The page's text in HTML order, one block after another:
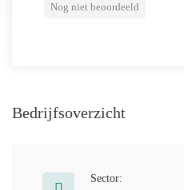
Nog niet beoordeeld
Bedrijfsoverzicht
Sector: